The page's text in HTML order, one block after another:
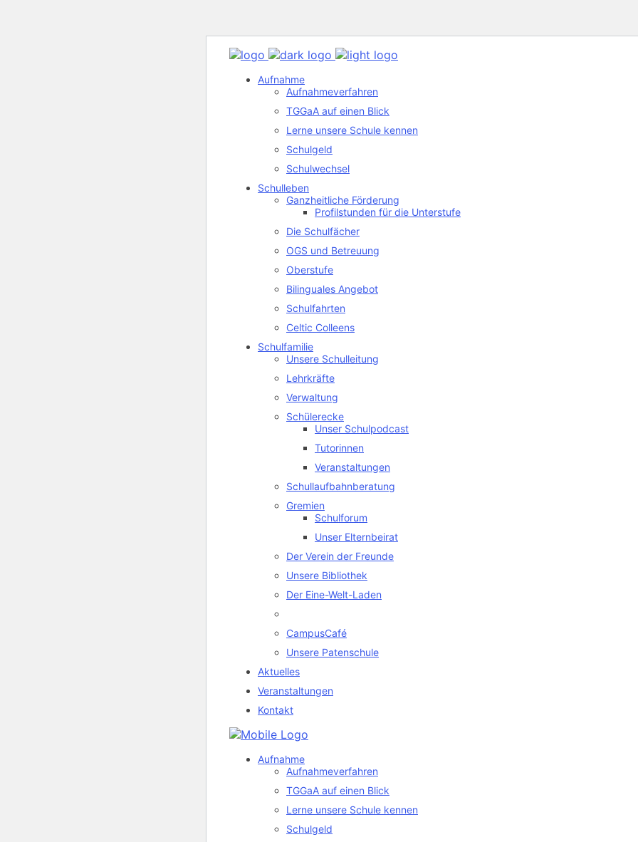
Aufnahme
Aufnahmeverfahren
TGGaA auf einen Blick
Lerne unsere Schule kennen
Schulgeld
Schulwechsel
Schulleben
Ganzheitliche Förderung
Profilstunden für die Unterstufe
Die Schulfächer
OGS und Betreuung
Oberstufe
Bilinguales Angebot
Schulfahrten
Celtic Colleens
Schulfamilie
Unsere Schulleitung
Lehrkräfte
Verwaltung
Schülerecke
Unser Schulpodcast
Tutorinnen
Veranstaltungen
Schullaufbahnberatung
Gremien
Schulforum
Unser Elternbeirat
Der Verein der Freunde
Unsere Bibliothek
Der Eine-Welt-Laden
CampusCafé
Unsere Patenschule
Aktuelles
Veranstaltungen
Kontakt
Aufnahme
Aufnahmeverfahren
TGGaA auf einen Blick
Lerne unsere Schule kennen
Schulgeld